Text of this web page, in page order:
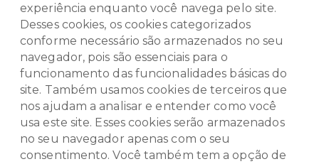
experiência enquanto você navega pelo site.
Desses cookies, os cookies categorizados
conforme necessário são armazenados no seu
navegador, pois são essenciais para o
funcionamento das funcionalidades básicas do
site. Também usamos cookies de terceiros que
nos ajudam a analisar e entender como você
usa este site. Esses cookies serão armazenados
no seu navegador apenas com o seu
consentimento. Você também tem a opção de